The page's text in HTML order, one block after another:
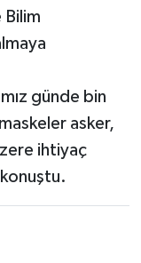
Bilim
günde bin
asker,
ihtiyaç